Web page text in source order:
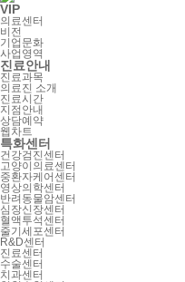
VIP
의료센터
비전
기업문화
사업영역
진료안내
진료과목
의료진 소개
진료시간
지점안내
상담예약
웹차트
특화센터
건강검진센터
고양이의료센터
중환자케어센터
영상의학센터
반려동물암센터
심장신장센터
혈액투석센터
줄기세포센터
R&D센터
진료센터
수술센터
치과센터